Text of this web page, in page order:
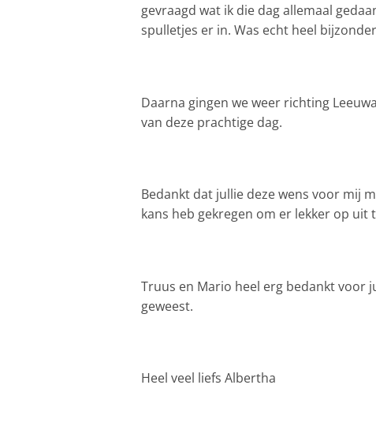
gevraagd wat ik die dag allemaal
spulletjes er in. Was echt heel
Daarna gingen we weer richting
van deze prachtige dag.
Bedankt dat jullie deze wens voor mij
kans heb gekregen om er lekker op uit
Truus en Mario heel erg bedankt voor
geweest.
Heel veel liefs Albertha